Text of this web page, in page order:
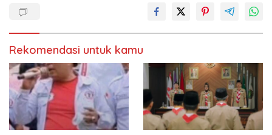
Rekomendasi untuk kamu